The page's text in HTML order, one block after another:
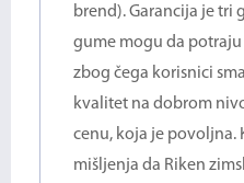
brend). Garancija je tri
gume mogu da potraju
zbog čega korisnici
kvalitet na dobrom
cenu, koja je povoljna.
mišljenja da Riken